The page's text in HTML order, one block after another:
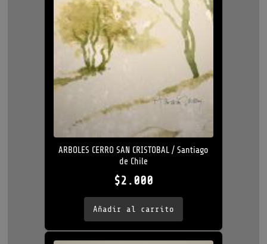
ARBOLES CERRO SAN CRISTOBAL / Santiago
de Chile
$2.000
Añadir al carrito